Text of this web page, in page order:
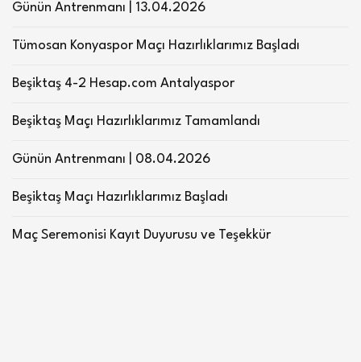
Günün Antrenmanı | 13.04.2026
Tümosan Konyaspor Maçı Hazırlıklarımız Başladı
Beşiktaş 4-2 Hesap.com Antalyaspor
Beşiktaş Maçı Hazırlıklarımız Tamamlandı
Günün Antrenmanı | 08.04.2026
Beşiktaş Maçı Hazırlıklarımız Başladı
Maç Seremonisi Kayıt Duyurusu ve Teşekkür